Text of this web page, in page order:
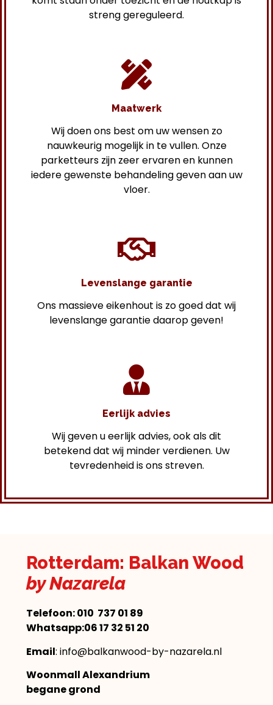
streng gereguleerd.
Maatwerk
Wij doen ons best om uw wensen zo
nauwkeurig mogelijk in te vullen. Onze
parketteurs zijn zeer ervaren en kunnen
iedere gewenste behandeling geven aan uw
vloer.
Levenslange garantie
Ons massieve eikenhout is zo goed dat wij
levenslange garantie daarop geven!
Eerlijk advies
Wij geven u eerlijk advies, ook als dit
betekend dat wij minder verdienen. Uw
tevredenheid is ons streven.
Rotterdam: Balkan Wood
by Nazarela
Telefoon:010 737 01 89
Whatsapp:06 17 32 51 20
Email: info@balkanwood-by-nazarela.nl
Woonmall Alexandrium
begane grond